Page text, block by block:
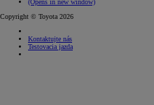
(Opens in new window)
Copyright © Toyota 2026
Kontaktujte nás
Testovacia jazda